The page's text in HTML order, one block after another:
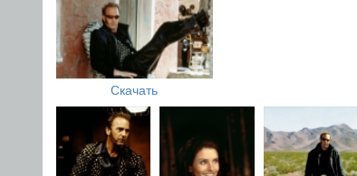
Скачать